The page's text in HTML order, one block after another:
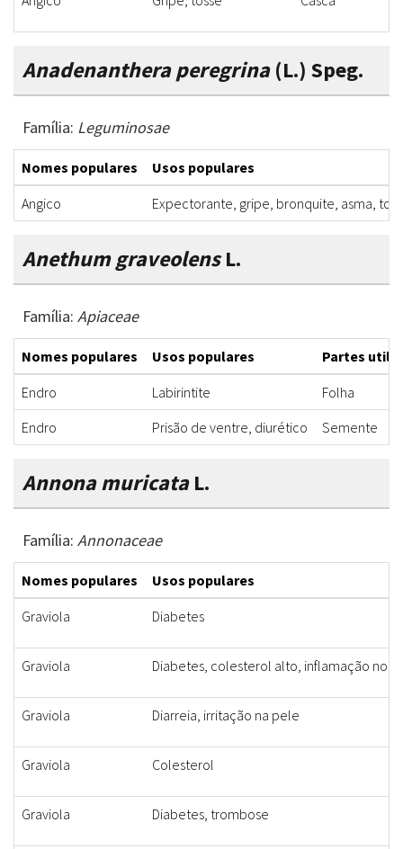
Anadenanthera peregrina(L.) Speg.
Família: Leguminosae
Nomes populares
Usos populares
Angico
Expectorante, gripe, bronquite, asma,
Anethum graveolensL.
Família: Apiaceae
Nomes populares Usos populares
Partes
Endro
Labirintite
Folha
Endro
Prisão de ventre, diurético Semente
Annona muricataL.
Família: Annonaceae
Nomes populares
Usos populares
Graviola
Diabetes
Graviola Diabetes, colesterol alto, inflamação no
Graviola Diarreia, irritação na pele
Graviola Colesterol
Graviola Diabetes, trombose